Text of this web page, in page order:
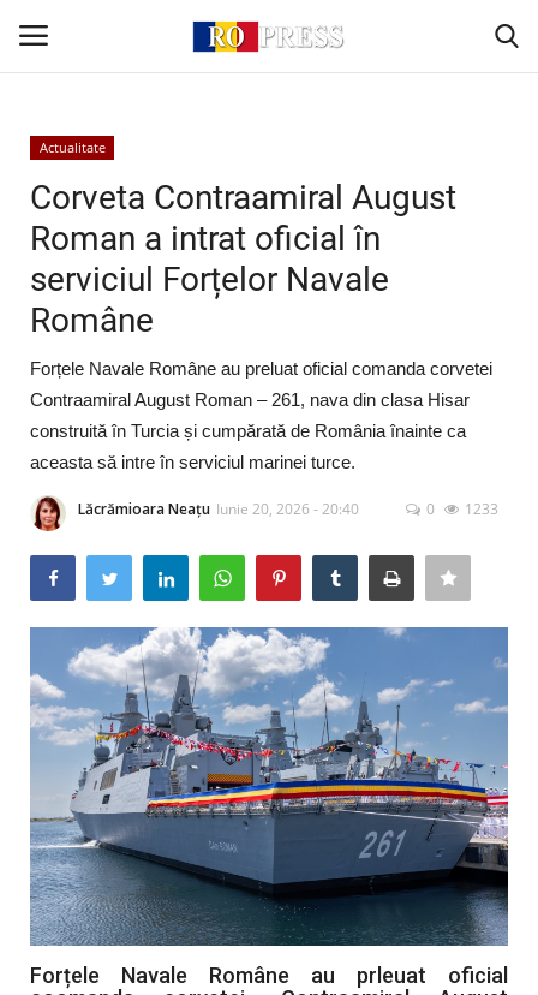
Conectare
Acasă
Intern
Extern
Politică
Socio-Economic
Monden
Artă & Cultură
Sănătate
Turism
Actualitate
Corveta Contraamiral August
Roman a intrat oficial în
serviciul Forțelor Navale
Române
Forțele Navale Române au preluat oficial comanda corvetei
Contraamiral August Roman – 261, nava din clasa Hisar
construită în Turcia și cumpărată de România înainte ca
aceasta să intre în serviciul marinei turce.
Lăcrămioara Neațu Iunie 20, 2026 - 20:40 0 1233
Forțele Navale Române au prleuat oficial